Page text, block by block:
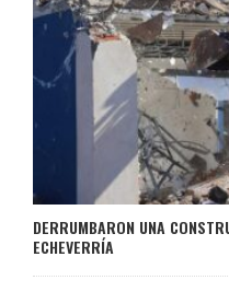
DERRUMBARON UNA
ECHEVERRÍA